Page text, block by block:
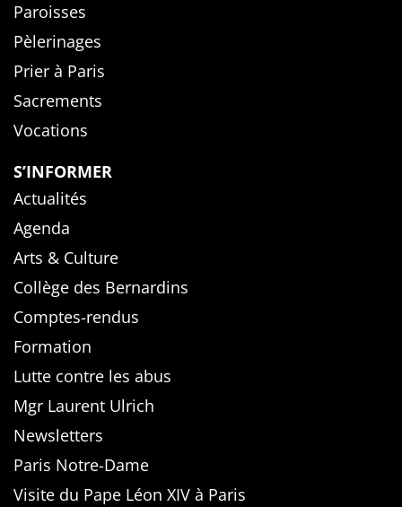
Paroisses
Pèlerinages
Prier à Paris
Sacrements
Vocations
S’INFORMER
Actualités
Agenda
Arts & Culture
Collège des Bernardins
Comptes-rendus
Formation
Lutte contre les abus
Mgr Laurent Ulrich
Newsletters
Paris Notre-Dame
Visite du Pape Léon XIV à Paris